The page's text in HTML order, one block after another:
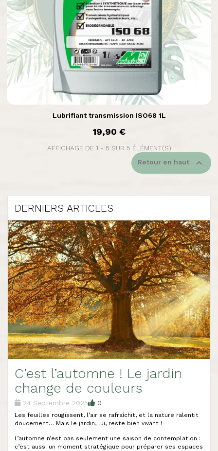
DERNIERS ARTICLES
C’est l’automne ! Le jardin
change de couleurs
24 Septembre 2025 0
Les feuilles rougissent, l’air se rafraîchit, et la nature ralentit
doucement… Mais le jardin, lui, reste bien vivant !
L’automne n’est pas seulement une saison de contemplation :
c’est aussi un moment stratégique pour préparer ses espaces
Aperçu rapide
Lubrifiant transmission ISO68 1L
prix
19,90 €
AFFICHAGE DE 1 - 5 SUR 5 ÉLÉMENT(S)
Retour en haut
